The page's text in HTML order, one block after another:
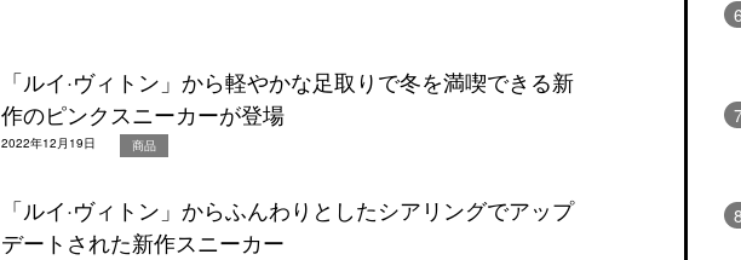
「ルイ·ヴィトン」から軽やかな足取りで冬を満喫できる新
作のピンクスニーカーが登場
2022年12月19日 商品
「ルイ·ヴィトン」からふんわりとしたシアリングでアップ
デートされた新作スニーカー